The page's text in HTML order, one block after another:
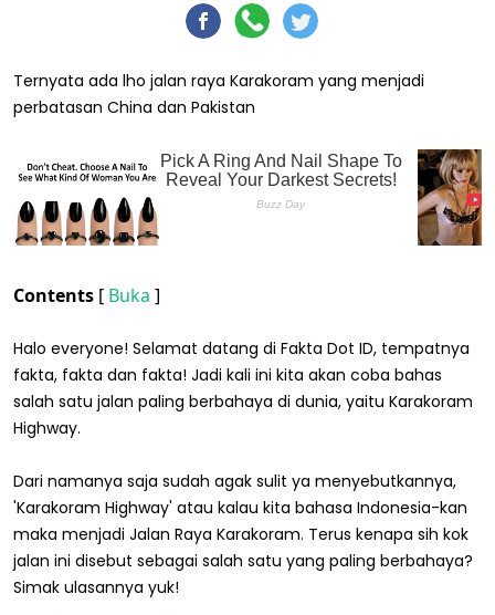
Ternyata ada lho jalan raya Karakoram yang menjadi
perbatasan China dan Pakistan
Contents [ Buka ]
Halo everyone! Selamat datang di Fakta Dot ID, tempatnya
fakta, fakta dan fakta! Jadi kali ini kita akan coba bahas
salah satu jalan paling berbahaya di dunia, yaitu Karakoram
Highway.
Dari namanya saja sudah agak sulit ya menyebutkannya,
'Karakoram Highway' atau kalau kita bahasa Indonesia-kan
maka menjadi Jalan Raya Karakoram. Terus kenapa sih kok
jalan ini disebut sebagai salah satu yang paling berbahaya?
Simak ulasannya yuk!